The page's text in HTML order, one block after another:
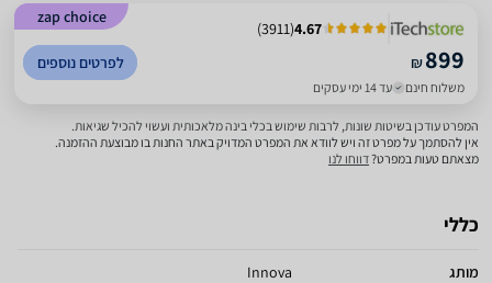
zap choice
4.67
(
3911
)
₪899
משלוח חינם עד 14 ימי עסקים
לפרטים נוספים
המפרט עודכן בשיטות שונות, לרבות שימוש בכלי בינה מלאכותית ועשוי להכיל שגיאות.
אין להסתמך על מפרט זה ויש לוודא את המפרט המדויק באתר החנות בו מבוצעת ההזמנה.
מצאתם טעות במפרט?דווחו לנו
כללי
מותג Innova